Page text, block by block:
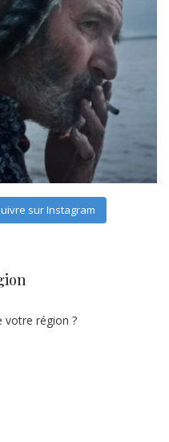
sur Instagram
votre région ?